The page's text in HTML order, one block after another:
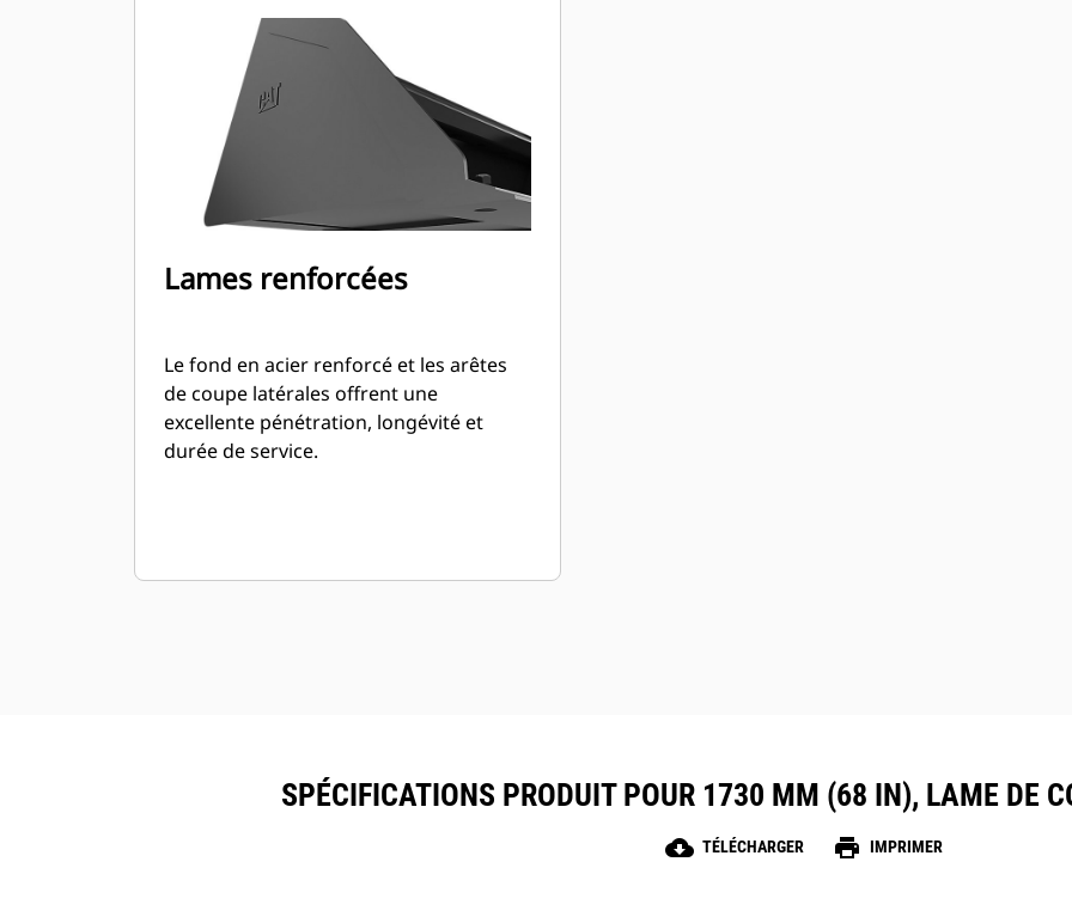
Lames renforcées
Le fond en acier renforcé et les arêtes
de coupe latérales offrent une
excellente pénétration, longévité et
durée de service.
SPÉCIFICATIONS PRODUIT POUR 1730 MM (68 IN), LAME DE
cloud_download TÉLÉCHARGER print IMPRIMER